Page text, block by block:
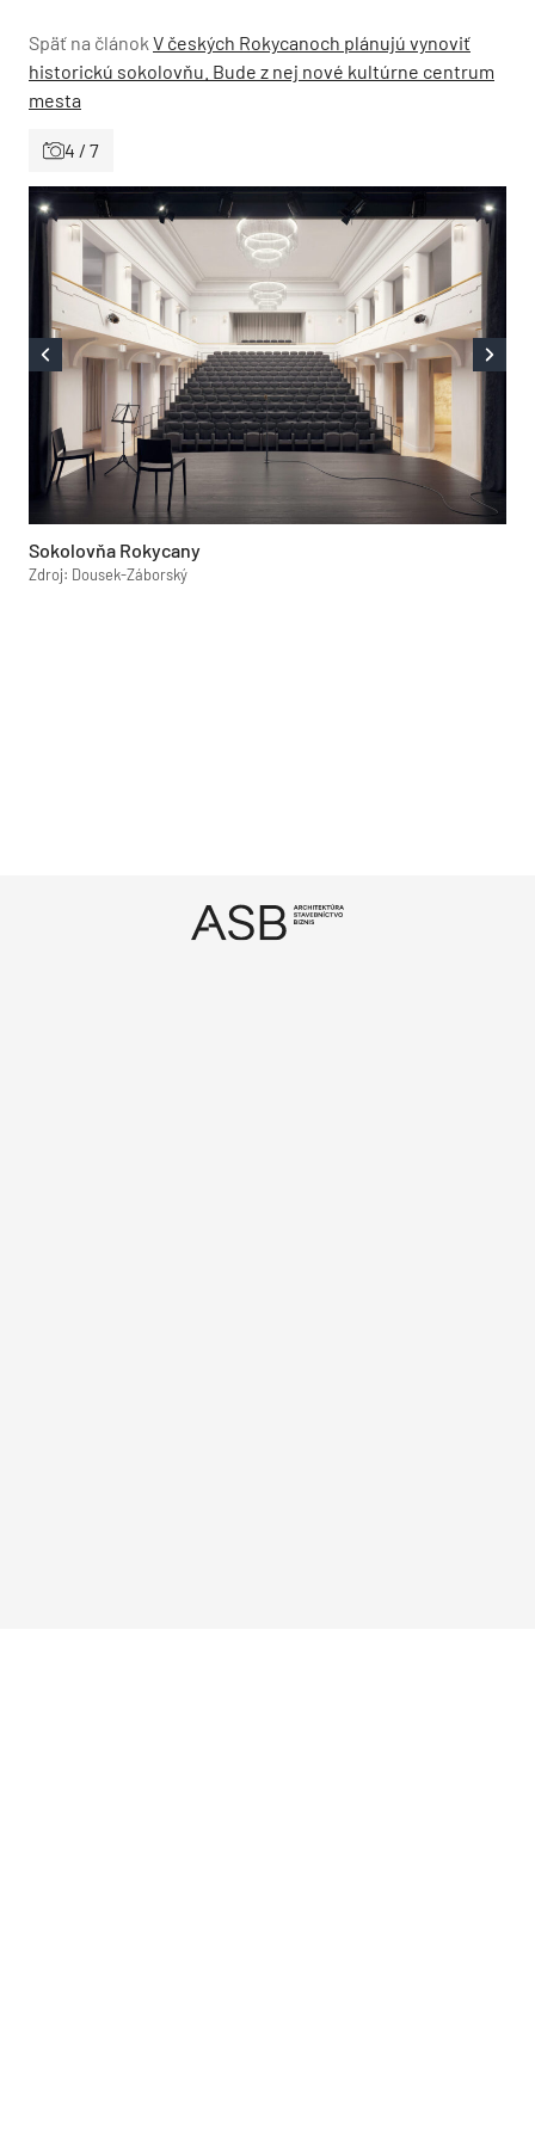
Späť na článok V českých Rokycanoch plánujú vynoviť
historickú sokolovňu. Bude z nej nové kultúrne centrum
mesta
4 / 7
Sokolovňa Rokycany
Zdroj: Dousek-Záborský